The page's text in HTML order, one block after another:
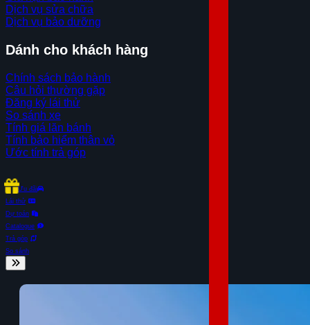
Dịch vụ sửa chữa
Dịch vụ bảo dưỡng
Dánh cho khách hàng
Chính sách bảo hành
Câu hỏi thường gặp
Đăng ký lái thử
So sánh xe
Tính giá lăn bánh
Tính bảo hiểm thân vỏ
Ước tính trả góp
Ưu đãi
Lái thử
Dự toán
Catalogue
Trả góp
So sánh